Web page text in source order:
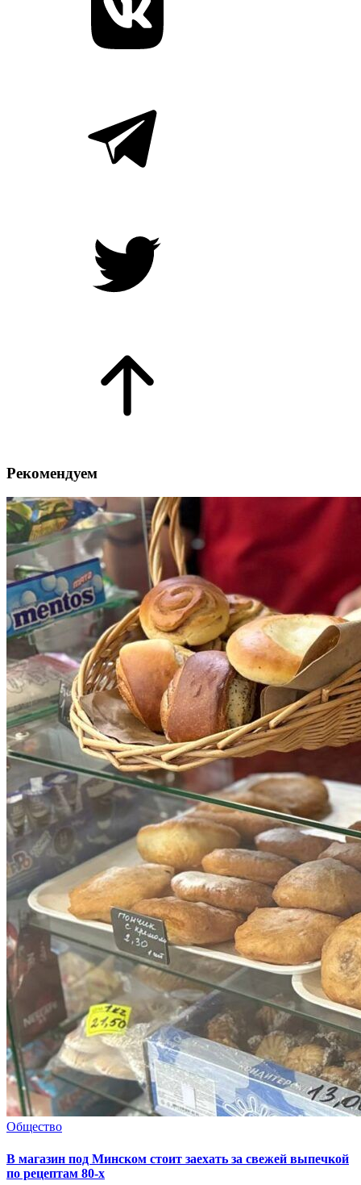
Рекомендуем
Общество
В магазин под Минском стоит заехать за свежей выпечкой
по рецептам 80-х